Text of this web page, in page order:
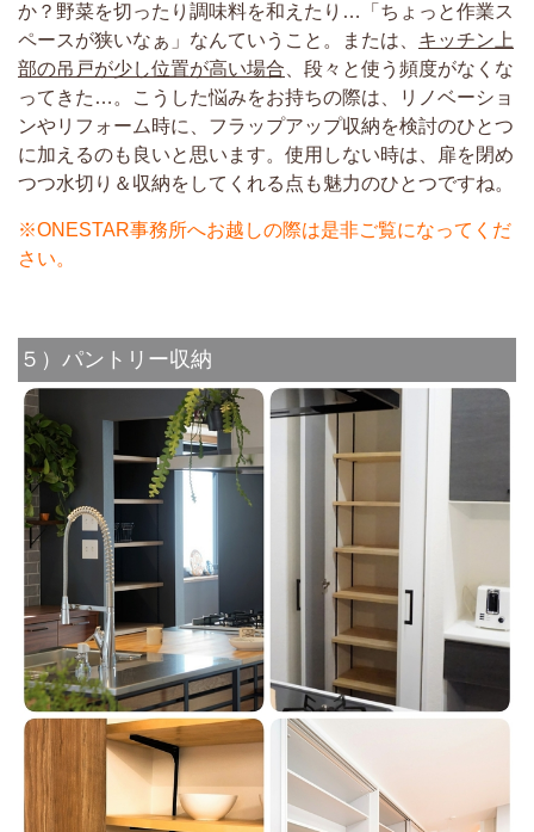
か？野菜を切ったり調味料を和えたり…「ちょっと作業ス
ペースが狭いなぁ」なんていうこと。または、 キッチン上
部の吊戸が少し位置が高い場合 、段々と使う頻度がなくな
ってきた…。こうした悩みをお持ちの際は、リノベーショ
ンやリフォーム時に、フラップアップ収納を検討のひとつ
に加えるのも良いと思います。使用しない時は、扉を閉め
つつ水切り＆収納をしてくれる点も魅力のひとつですね。
※ONESTAR事務所へお越しの際は是非ご覧になってくだ
さい。
５）パントリー収納